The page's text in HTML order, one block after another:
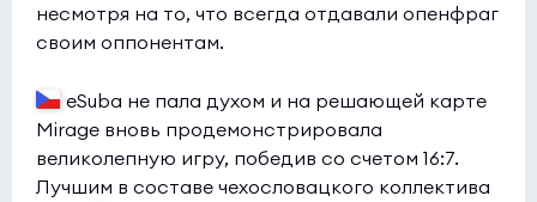
несмотря на то, что всегда отдавали опенфраг
своим оппонентам.
eSuba не пала духом и на решающей карте
Mirage вновь продемонстрировала
великолепную игру, победив со счетом 16:7.
Лучшим в составе чехословацкого коллектива